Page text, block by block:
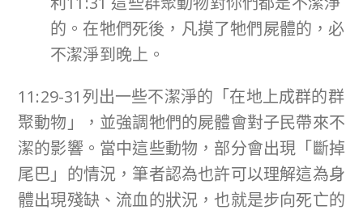
的。在牠們死後，凡摸了牠們屍體的，必
不潔淨到晚上。
11:29-31列出一些不潔淨的「在地上成群的群
聚動物」，並強調牠們的屍體會對子民帶來不
潔的影響。當中這些動物，部分會出現「斷掉
尾巴」的情況，筆者認為也許可以理解這為身
體出現殘缺、流血的狀況，也就是步向死亡的